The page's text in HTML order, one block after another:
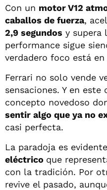
Con un motor V12
caballos de fuerza,
2,9 segundos y supera
performance sigue
verdadero foco está
Ferrari no solo vende
sensaciones. Y en este
concepto novedoso
sentir algo que ya no
casi perfecta.
La paradoja es
eléctrico que
con la tradición. Por
revive el pasado,